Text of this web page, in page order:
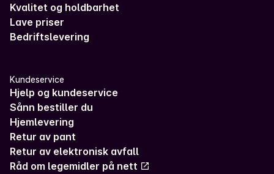
Kvalitet og holdbarhet
Lave priser
Bedriftslevering
Kundeservice
Hjelp og kundeservice
Sånn bestiller du
Hjemlevering
Retur av pant
Retur av elektronisk avfall
Råd om legemidler på nett